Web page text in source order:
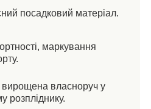
посадковий матеріал.
маркування
вирощена власноруч у
розпліднику.